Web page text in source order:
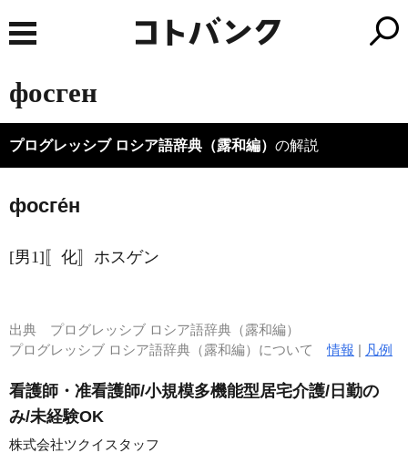
фосген
プログレッシブ ロシア語辞典（露和編） の解説
фосге́н
[男1]〚化〛ホスゲン
出典 プログレッシブ ロシア語辞典（露和編）
プログレッシブ ロシア語辞典（露和編）について情報 | 凡例
看護師・准看護師/小規模多機能型居宅介護/日勤の
み/未経験OK
株式会社ツクイスタッフ